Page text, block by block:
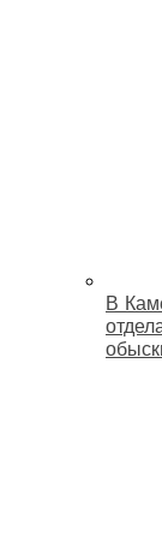
В